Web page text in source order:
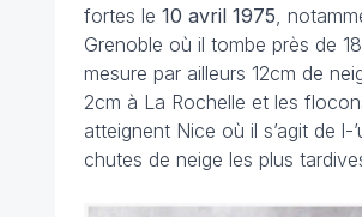
fortes le 10 avril 1975 ,
Grenoble où il tombe près de
mesure par ailleurs 12cm de
2cm à La Rochelle et les
atteignent Nice où il s’agit de l-
chutes de neige les plus